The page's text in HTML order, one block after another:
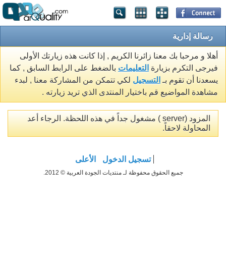
رسالة إدارية
أهلا و مرحبا بك معنا زائرنا الكريم , إذا كانت هذه زيارتك الأولى
فيرجى التكرم بزيارة التعليمات بالضغط على الرابط السابق , كما
يسعدنا أن تقوم بـ التسجيل لكي تتمكن من المشاركة معنا , لبدء
مشاهدة المواضيع قم باختيار المنتدى الذي تريد زيارته .
المزود (server ) مشغول جداً في هذه اللحظة. الرجاء أعد
المحاولة لاحقاً.
تسجيل الدخول الأعلى
جميع الحقوق محفوظة لـ منتديات الجودة العربية © 2012.